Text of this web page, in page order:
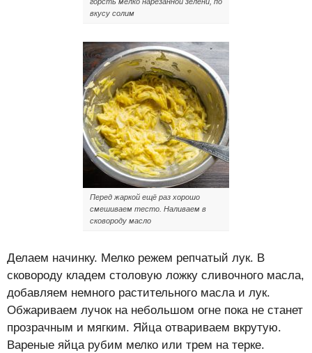
вкусу солим
Перед жаркой ещё раз хорошо
смешиваем тесто. Наливаем в
сковороду масло
Делаем начинку. Мелко режем репчатый лук. В
сковороду кладем столовую ложку сливочного масла,
добавляем немного растительного масла и лук.
Обжариваем лучок на небольшом огне пока не станет
прозрачным и мягким. Яйца отвариваем вкрутую.
Вареные яйца рубим мелко или трем на терке.